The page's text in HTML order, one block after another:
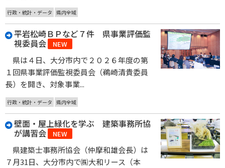
行政・統計・データ 県内全域
平岩松崎ＢＰなど７件 県事業評価監
視委員会 NEW
県は４日、大分市内で２０２６年度の第
１回県事業評価監視委員会（鵜崎清貴委員
長）を開き、対象事業...
行政・統計・データ 県内全域
壁面・屋上緑化を学ぶ 建築事務所協
が講習会 NEW
県建築士事務所協会（仲摩和雄会長）は
７月31日、大分市内で㈱大和リース（本